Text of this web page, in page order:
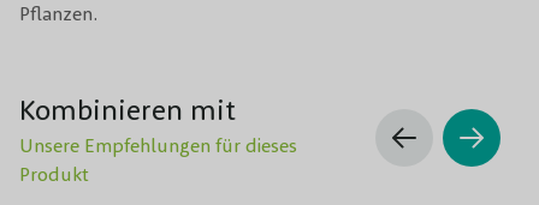
Pflanzen.
Kombinieren mit
Unsere Empfehlungen für dieses
Produkt